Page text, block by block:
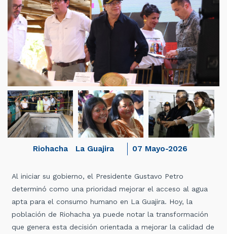
La Guajira
Riohacha 07 Mayo-2026
Al iniciar su gobierno, el Presidente Gustavo Petro
determinó como una prioridad mejorar el acceso al agua
apta para el consumo humano en La Guajira. Hoy, la
población de Riohacha ya puede notar la transformación
que genera esta decisión orientada a mejorar la calidad de